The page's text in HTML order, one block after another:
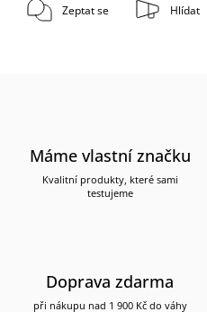
Zeptat se Hlídat
Máme vlastní značku
Kvalitní produkty, které sami
testujeme
Doprava zdarma
při nákupu nad 1 900 Kč do váhy